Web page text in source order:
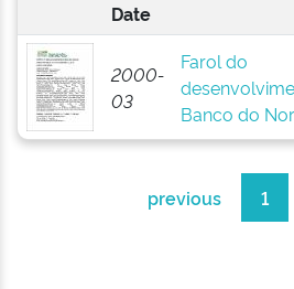
Date
2000-
03
Farol do
Banco do
previous 1